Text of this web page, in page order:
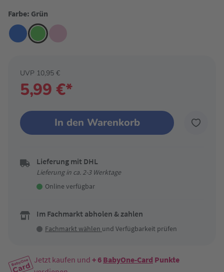
Farbe: Grün
5,99 €*
UVP 10,95 €
In den Warenkorb
Lieferung mit DHL
Lieferung in ca. 2-3 Werktage
Online verfügbar
Im Fachmarkt abholen & zahlen
Fachmarkt wählen und Verfügbarkeit prüfen
Jetzt kaufen und + 6 BabyOne-Card Punkte